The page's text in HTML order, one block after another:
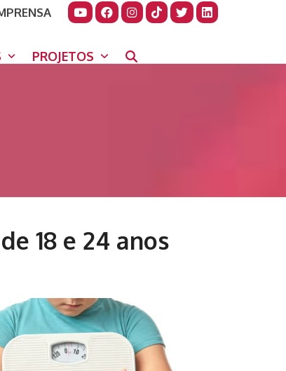
PROJETOS
18 e 24 anos